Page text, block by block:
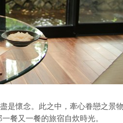
是懷念。此之中，牽心眷戀之景
餐又一餐的旅宿自炊時光。